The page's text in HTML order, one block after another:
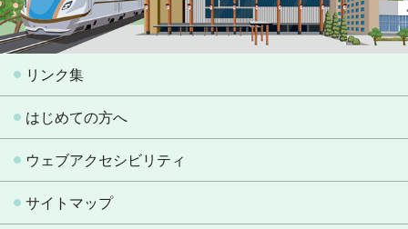
リンク集
はじめての方へ
ウェブアクセシビリティ
サイトマップ